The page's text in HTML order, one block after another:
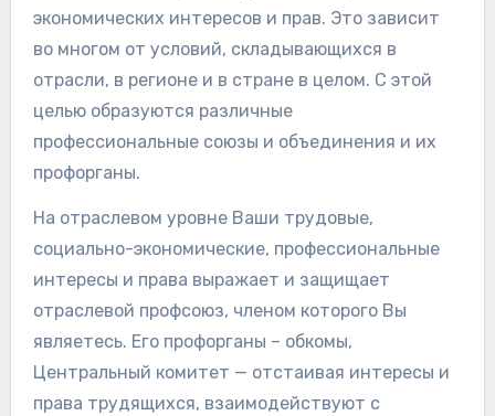
экономических интересов и прав. Это зависит
во многом от условий, складывающихся в
отрасли, в регионе и в стране в целом. С этой
целью образуются различные
профессиональные союзы и объединения и их
профорганы.
На отраслевом уровне Ваши трудовые,
социально-экономические, профессиональные
интересы и права выражает и защищает
отраслевой профсоюз, членом которого Вы
являетесь. Его профорганы – обкомы,
Центральный комитет — отстаивая интересы и
права трудящихся, взаимодействуют с